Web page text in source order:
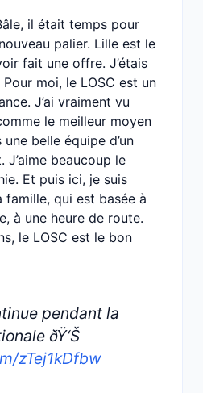
il était temps pour
palier. Lille est le
fait une offre. J’étais
moi, le LOSC est un
J’ai vraiment vu
le meilleur moyen
belle équipe d’un
J’aime beaucoup le
Et puis ici, je suis
famille, qui est basée à
à une heure de route.
le LOSC est le bon
pendant la
ðŸ‘Š
zTej1kDfbw